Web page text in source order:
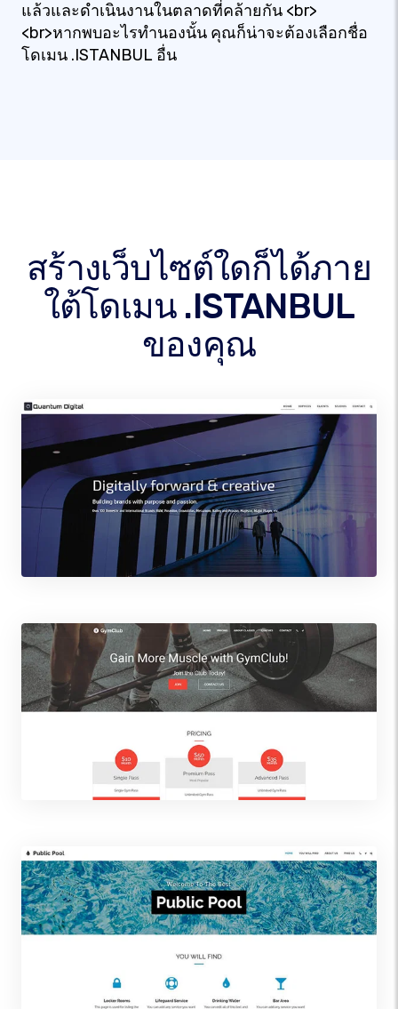
แล้วและดำเนินงานในตลาดที่คล้ายกัน <br>
<br>หากพบอะไรทำนองนั้น คุณก็น่าจะต้องเลือกชื่อ
โดเมน .ISTANBUL อื่น
สร้างเว็บไซต์ใดก็ได้ภาย
ใต้โดเมน .ISTANBUL
ของคุณ